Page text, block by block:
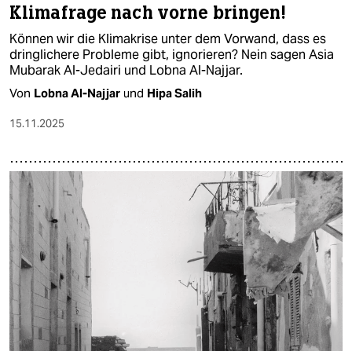
Klimafrage nach vorne bringen!
Können wir die Klimakrise unter dem Vorwand, dass es
dringlichere Probleme gibt, ignorieren? Nein sagen Asia
Mubarak Al-Jedairi und Lobna Al-Najjar.
Von Lobna Al-Najjar und Hipa Salih
15.11.2025